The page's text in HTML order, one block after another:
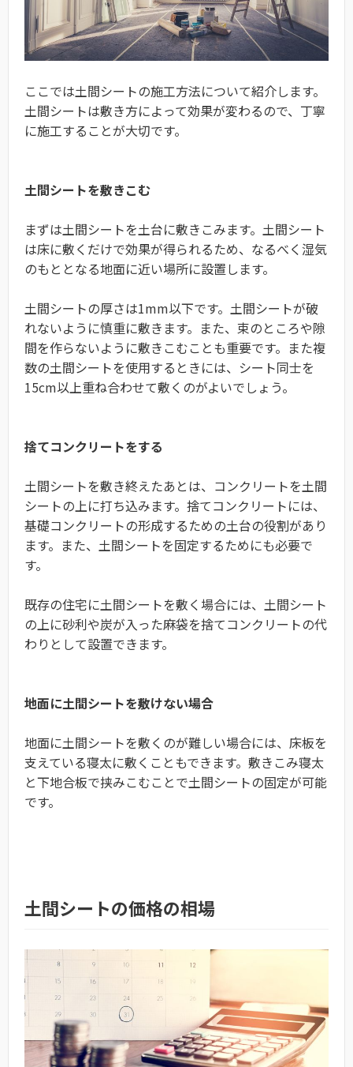
ここでは土間シートの施工方法について紹介します。
土間シートは敷き方によって効果が変わるので、丁寧
に施工することが大切です。
土間シートを敷きこむ
まずは土間シートを土台に敷きこみます。土間シート
は床に敷くだけで効果が得られるため、なるべく湿気
のもととなる地面に近い場所に設置します。
土間シートの厚さは1mm以下です。土間シートが破
れないように慎重に敷きます。また、束のところや隙
間を作らないように敷きこむことも重要です。また複
数の土間シートを使用するときには、シート同士を
15cm以上重ね合わせて敷くのがよいでしょう。
捨てコンクリートをする
土間シートを敷き終えたあとは、コンクリートを土間
シートの上に打ち込みます。捨てコンクリートには、
基礎コンクリートの形成するための土台の役割があり
ます。また、土間シートを固定するためにも必要で
す。
既存の住宅に土間シートを敷く場合には、土間シート
の上に砂利や炭が入った麻袋を捨てコンクリートの代
わりとして設置できます。
地面に土間シートを敷けない場合
地面に土間シートを敷くのが難しい場合には、床板を
支えている寝太に敷くこともできます。敷きこみ寝太
と下地合板で挟みこむことで土間シートの固定が可能
です。
土間シートの価格の相場